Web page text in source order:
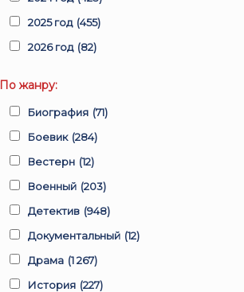
2025 год (455)
2026 год (82)
По жанру:
Биография (71)
Боевик (284)
Вестерн (12)
Военный (203)
Детектив (948)
Документальный (12)
Драма (1 267)
История (227)